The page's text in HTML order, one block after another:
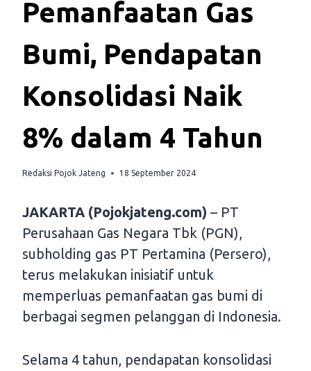
Pemanfaatan Gas
Bumi, Pendapatan
Konsolidasi Naik
8% dalam 4 Tahun
Redaksi Pojok Jateng 18 September 2024
JAKARTA (Pojokjateng.com) – PT
Perusahaan Gas Negara Tbk (PGN),
subholding gas PT Pertamina (Persero),
terus melakukan inisiatif untuk
memperluas pemanfaatan gas bumi di
berbagai segmen pelanggan di Indonesia.
Selama 4 tahun, pendapatan konsolidasi